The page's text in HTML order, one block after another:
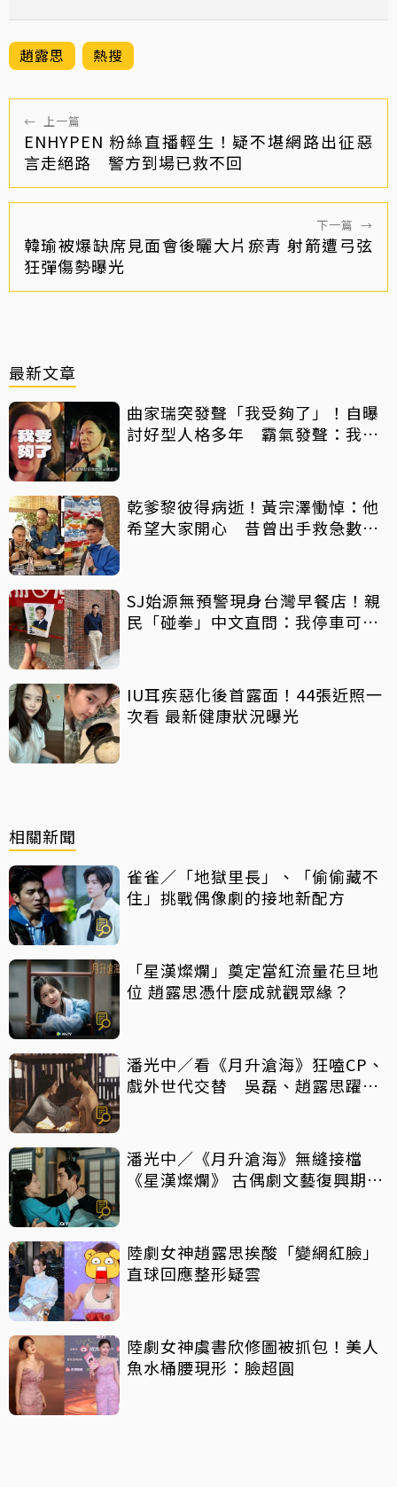
趙露思 熱搜
← 上一篇
ENHYPEN 粉絲直播輕生！疑不堪網路出征惡
言走絕路 警方到場已救不回
下一篇 →
韓瑜被爆缺席見面會後曬大片瘀青 射箭遭弓弦
狂彈傷勢曝光
最新文章
曲家瑞突發聲「我受夠了」！自曝
討好型人格多年 霸氣發聲：我也
乾爹黎彼得病逝！黃宗澤慟悼：他
希望大家開心 昔曾出手救急數十
SJ始源無預警現身台灣早餐店！親
民「碰拳」中文直問：我停車可以
IU耳疾惡化後首露面！44張近照一
次看 最新健康狀況曝光
相關新聞
雀雀／「地獄里長」、「偷偷藏不
住」挑戰偶像劇的接地新配方
「星漢燦爛」奠定當紅流量花旦地
位 趙露思憑什麼成就觀眾緣？
潘光中／看《月升滄海》狂嗑CP、
戲外世代交替 吳磊、趙露思躍升
潘光中／《月升滄海》無縫接檔
《星漢燦爛》 古偶劇文藝復興期來
陸劇女神趙露思挨酸「變網紅臉」
直球回應整形疑雲
陸劇女神虞書欣修圖被抓包！美人
魚水桶腰現形：臉超圓